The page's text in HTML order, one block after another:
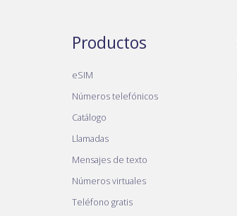
Productos
eSIM
Números telefónicos
Catálogo
Llamadas
Mensajes de texto
Números virtuales
Teléfono gratis